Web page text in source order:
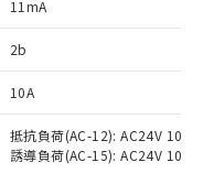
11mA
2b
10A
抵抗負荷(AC-12): AC24V 10A/
誘導負荷(AC-15): AC24V
機器事業取扱
び標準価格
だくもので
品の中には、
10物質）の
たは確認中の
無形物で、有
です。
有部品として
が中国RoHSの
ます。
が中国RoHSの